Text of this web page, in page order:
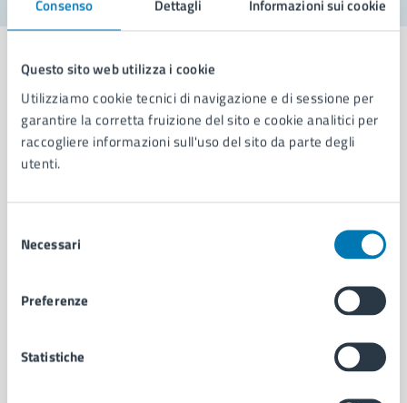
Consenso Dettagli Informazioni sui cookie
Questo sito web utilizza i cookie
Utilizziamo cookie tecnici di navigazione e di sessione per
garantire la corretta fruizione del sito e cookie analitici per
raccogliere informazioni sull'uso del sito da parte degli
utenti.
delNecessari
Preferenze
Statistiche
Comune di Napoli
Municipalità
Enti e fondazioni
Documenti e dati